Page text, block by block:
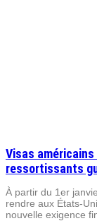
Visas
ressortissants
À partir du 1er
rendre aux États-
nouvelle exigence